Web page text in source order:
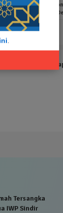
Turun perhatikan
Jalan Medang
Tampilkan
Tersangka
IWP Sindir